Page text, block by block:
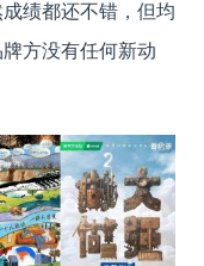
绩都还不错，但均
方没有任何新动